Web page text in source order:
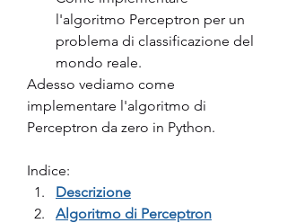
l'algoritmo Perceptron per un
problema di classificazione del
mondo reale.
Adesso vediamo come
implementare l'algoritmo di
Perceptron da zero in Python.
Indice:
Descrizione
Algoritmo di Perceptron